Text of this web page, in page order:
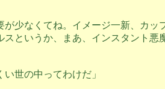
が少なくてね。イメージ一新、カッ
というか、まあ、インスタント悪
い世の中ってわけだ」